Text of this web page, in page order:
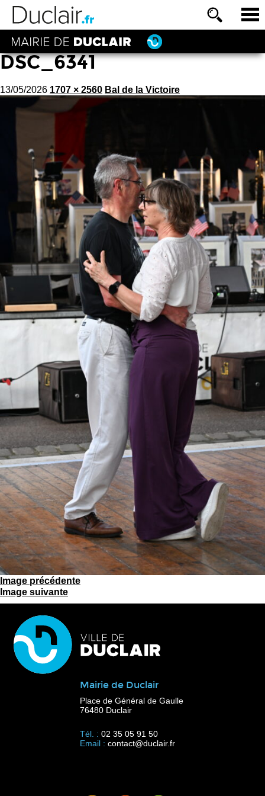
DSC_6341
13/05/2026 1707 × 2560 Bal de la Victoire
Image précédente
Image suivante
Mairie de Duclair
Place de Général de Gaulle
76480 Duclair
Tél. : 02 35 05 91 50
Email : contact@duclair.fr